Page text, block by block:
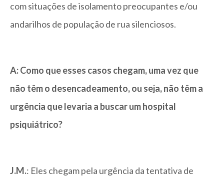
com situações de isolamento preocupantes e/ou
andarilhos de população de rua silenciosos.
A: Como que esses casos chegam, uma vez que
não têm o desencadeamento, ou seja, não têm a
urgência que levaria a buscar um hospital
psiquiátrico?
J.M.: Eles chegam pela urgência da tentativa de